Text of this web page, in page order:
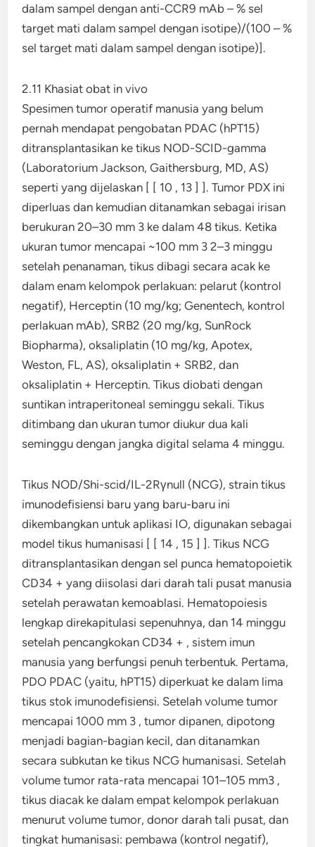
dalam sampel dengan anti-CCR9 mAb – % sel
target mati dalam sampel dengan isotipe)/(100 – %
sel target mati dalam sampel dengan isotipe)].
2.11 Khasiat obat in vivo
Spesimen tumor operatif manusia yang belum
pernah mendapat pengobatan PDAC (hPT15)
ditransplantasikan ke tikus NOD-SCID-gamma
(Laboratorium Jackson, Gaithersburg, MD, AS)
seperti yang dijelaskan [ [ 10 , 13 ] ]. Tumor PDX ini
diperluas dan kemudian ditanamkan sebagai irisan
berukuran 20–30 mm 3 ke dalam 48 tikus. Ketika
ukuran tumor mencapai ~100 mm 3 2–3 minggu
setelah penanaman, tikus dibagi secara acak ke
dalam enam kelompok perlakuan: pelarut (kontrol
negatif), Herceptin (10 mg/kg; Genentech, kontrol
perlakuan mAb), SRB2 (20 mg/kg, SunRock
Biopharma), oksaliplatin (10 mg/kg, Apotex,
Weston, FL, AS), oksaliplatin + SRB2, dan
oksaliplatin + Herceptin. Tikus diobati dengan
suntikan intraperitoneal seminggu sekali. Tikus
ditimbang dan ukuran tumor diukur dua kali
seminggu dengan jangka digital selama 4 minggu.
Tikus NOD/Shi-scid/IL-2Rγnull (NCG), strain tikus
imunodefisiensi baru yang baru-baru ini
dikembangkan untuk aplikasi IO, digunakan sebagai
model tikus humanisasi [ [ 14 , 15 ] ]. Tikus NCG
ditransplantasikan dengan sel punca hematopoietik
CD34 + yang diisolasi dari darah tali pusat manusia
setelah perawatan kemoablasi. Hematopoiesis
lengkap direkapitulasi sepenuhnya, dan 14 minggu
setelah pencangkokan CD34 + , sistem imun
manusia yang berfungsi penuh terbentuk. Pertama,
PDO PDAC (yaitu, hPT15) diperkuat ke dalam lima
tikus stok imunodefisiensi. Setelah volume tumor
mencapai 1000 mm 3 , tumor dipanen, dipotong
menjadi bagian-bagian kecil, dan ditanamkan
secara subkutan ke tikus NCG humanisasi. Setelah
volume tumor rata-rata mencapai 101–105 mm3 ,
tikus diacak ke dalam empat kelompok perlakuan
menurut volume tumor, donor darah tali pusat, dan
tingkat humanisasi: pembawa (kontrol negatif),